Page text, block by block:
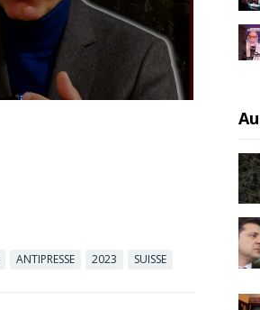
ANTIPRESSE 2023 SUISSE